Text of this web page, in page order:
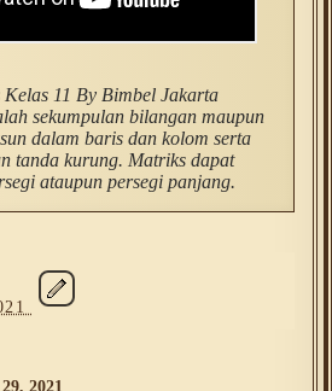
11 By Bimbel Jakarta
sekumpulan bilangan maupun
dalam baris dan kolom serta
tanda kurung. Matriks dapat
ataupun persegi panjang.
2021